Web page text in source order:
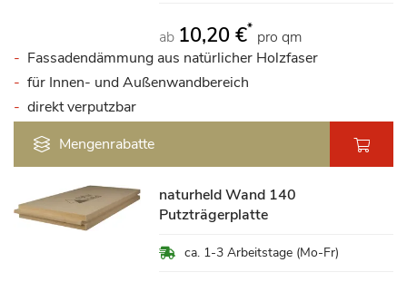
ab 10,20 €* pro qm
Fassadendämmung aus natürlicher Holzfaser
für Innen- und Außenwandbereich
direkt verputzbar
Mengenrabatte
naturheld Wand 140
Putzträgerplatte
ca. 1-3 Arbeitstage (Mo-Fr)